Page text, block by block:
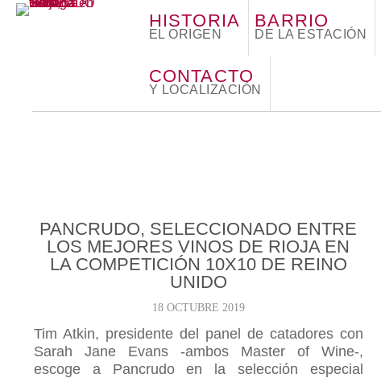
HISTORIA
EL ORIGEN
BARRIO
DE LA ESTACIÓN
CONTACTO
Y LOCALIZACIÓN
PANCRUDO, SELECCIONADO ENTRE
LOS MEJORES VINOS DE RIOJA EN
LA COMPETICIÓN 10X10 DE REINO
UNIDO
18 OCTUBRE 2019
Tim Atkin, presidente del panel de catadores con
Sarah Jane Evans -ambos Master of Wine-,
escoge a Pancrudo en la selección especial